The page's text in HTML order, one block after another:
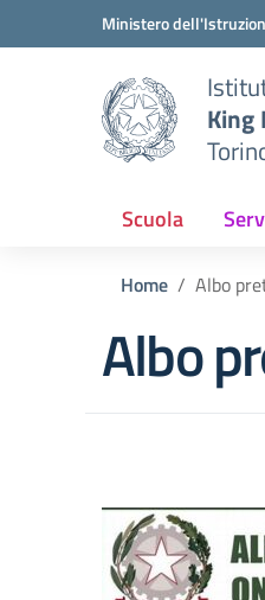
Vai ai contenuti
Vai al menu di navigazione
Ministero
King
Scuola
Home Albo
Albo